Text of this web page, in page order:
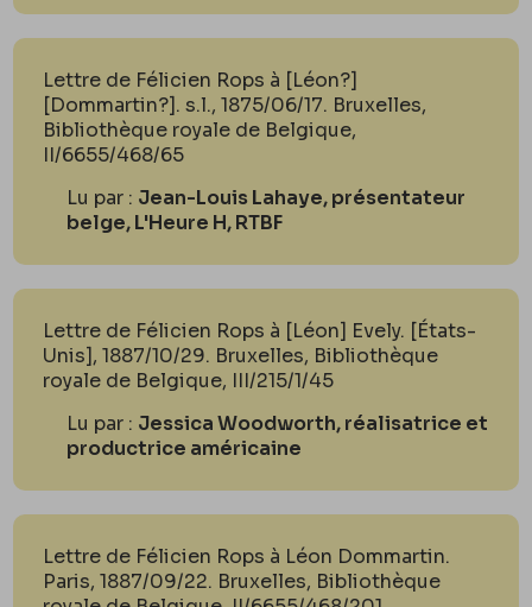
Lettre de Félicien Rops à [Léon?]
[Dommartin?]. s.l., 1875/06/17. Bruxelles,
Bibliothèque royale de Belgique,
II/6655/468/65
Lu par : Jean-Louis Lahaye, présentateur
belge, L'Heure H, RTBF
Lettre de Félicien Rops à [Léon] Evely. [États-
Unis], 1887/10/29. Bruxelles, Bibliothèque
royale de Belgique, III/215/1/45
Lu par : Jessica Woodworth, réalisatrice et
productrice américaine
Lettre de Félicien Rops à Léon Dommartin.
Paris, 1887/09/22. Bruxelles, Bibliothèque